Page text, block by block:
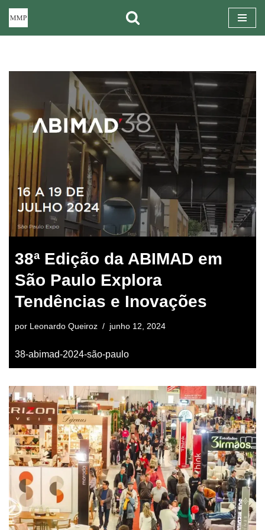
38ª Edição da ABIMAD em
São Paulo Explora
Tendências e Inovações
por Leonardo Queiroz junho 12, 2024
38-abimad-2024-são-paulo